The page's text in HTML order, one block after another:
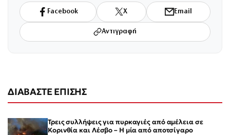
Facebook X Email
Αντιγραφή
ΔΙΑΒΑΣΤΕ ΕΠΙΣΗΣ
Τρεις συλλήψεις για πυρκαγιές από αμέλεια σε
Κορινθία και Λέσβο – Η μία από αποτσίγαρο